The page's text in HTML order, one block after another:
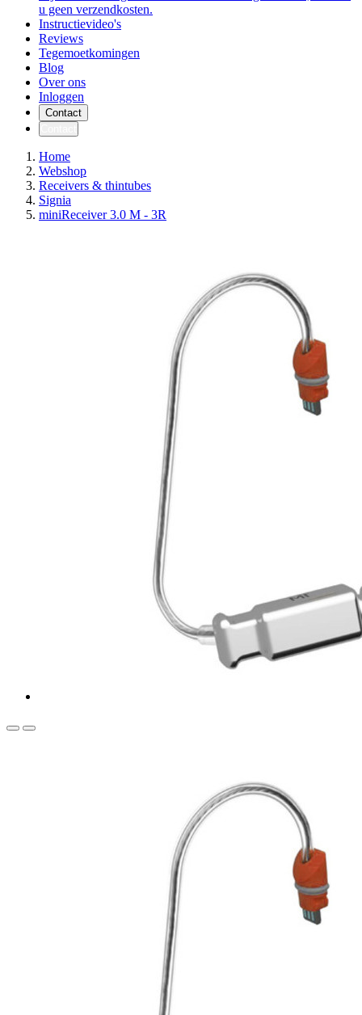
u geen verzendkosten.
Instructievideo's
Reviews
Tegemoetkomingen
Blog
Over ons
Inloggen
Contact
Home
Webshop
Receivers & thintubes
Signia
miniReceiver 3.0 M - 3R